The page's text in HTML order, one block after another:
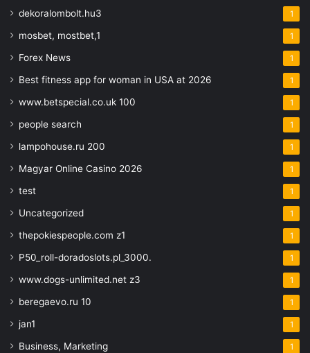
dekoralombolt.hu3 1
mosbet, mostbet,1 1
Forex News 1
Best fitness app for woman in USA at 2026 1
www.betspecial.co.uk 100 1
people search 1
lampohouse.ru 200 1
Magyar Online Casino 2026 1
test 1
Uncategorized 1
thepokiespeople.com z1 1
P50_roll-doradoslots.pl_3000. 1
www.dogs-unlimited.net z3 1
beregaevo.ru 10 1
jan1 1
Business, Marketing 1